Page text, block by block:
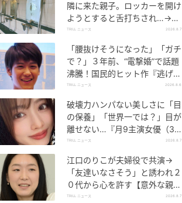
隣に来た親子。ロッカーを開け
ようとすると舌打ちされ…→直
後、娘の放った“純粋な一言”に
TRILL ニュース 2026.8.7
「腰抜けそうになった」「ガチ
で？」３年前、“電撃婚”で話題
沸騰！国民的ヒット作『逃げ
恥』で異彩放った【国宝級イケ
TRILL ニュース 2026.8.6
破壊力ハンパない美しさに「目
の保養」「世界一では？」目が
離せない…『月9主演女優（34
歳）』“極上”美ショットがすご
TRILL ニュース 2026.8.7
江口のりこが夫婦役で共演→
「友達いなさそう」と誘われ２
０代から心を許す【意外な親友
芸人】とは？
TRILL ニュース 2026.8.7